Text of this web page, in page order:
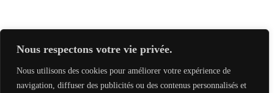
Nous respectons votre vie privée.
Nous utilisons des cookies pour améliorer votre expérience de
navigation, diffuser des publicités ou des contenus personnalisés et